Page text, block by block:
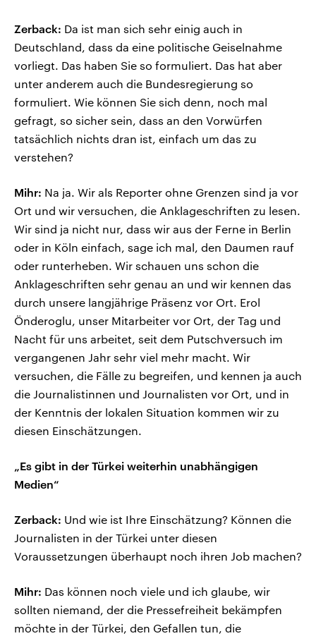
Zerback: Da ist man sich sehr einig auch in
Deutschland, dass da eine politische Geiselnahme
vorliegt. Das haben Sie so formuliert. Das hat aber
unter anderem auch die Bundesregierung so
formuliert. Wie können Sie sich denn, noch mal
gefragt, so sicher sein, dass an den Vorwürfen
tatsächlich nichts dran ist, einfach um das zu
verstehen?
Mihr: Na ja. Wir als Reporter ohne Grenzen sind ja vor
Ort und wir versuchen, die Anklageschriften zu lesen.
Wir sind ja nicht nur, dass wir aus der Ferne in Berlin
oder in Köln einfach, sage ich mal, den Daumen rauf
oder runterheben. Wir schauen uns schon die
Anklageschriften sehr genau an und wir kennen das
durch unsere langjährige Präsenz vor Ort. Erol
Önderoglu, unser Mitarbeiter vor Ort, der Tag und
Nacht für uns arbeitet, seit dem Putschversuch im
vergangenen Jahr sehr viel mehr macht. Wir
versuchen, die Fälle zu begreifen, und kennen ja auch
die Journalistinnen und Journalisten vor Ort, und in
der Kenntnis der lokalen Situation kommen wir zu
diesen Einschätzungen.
„Es gibt in der Türkei weiterhin unabhängigen
Medien“
Zerback: Und wie ist Ihre Einschätzung? Können die
Journalisten in der Türkei unter diesen
Voraussetzungen überhaupt noch ihren Job machen?
Mihr: Das können noch viele und ich glaube, wir
sollten niemand, der die Pressefreiheit bekämpfen
möchte in der Türkei, den Gefallen tun, die